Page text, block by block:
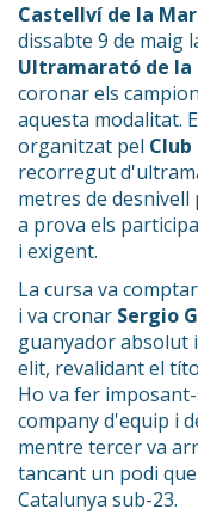
Castellví de la
dissabte 9 de maig
Ultramarató de la
coronar els
aquesta modalitat.
organitzat pel
recorregut
metres de
a prova els
i exigent.
La cursa va
i va cronar Sergio
guanyador absolut
elit, revalidant el
Ho va fer
company d'equip i
mentre tercer va
tancant un podi
Catalunya sub-23.